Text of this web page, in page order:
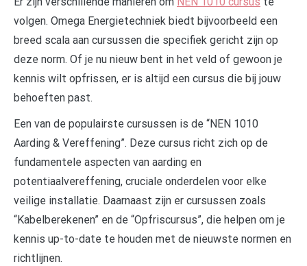
volgen. Omega Energietechniek biedt bijvoorbeeld een
breed scala aan cursussen die specifiek gericht zijn op
deze norm. Of je nu nieuw bent in het veld of gewoon je
kennis wilt opfrissen, er is altijd een cursus die bij jouw
behoeften past.
Een van de populairste cursussen is de “NEN 1010
Aarding & Vereffening”. Deze cursus richt zich op de
fundamentele aspecten van aarding en
potentiaalvereffening, cruciale onderdelen voor elke
veilige installatie. Daarnaast zijn er cursussen zoals
“Kabelberekenen” en de “Opfriscursus”, die helpen om je
kennis up-to-date te houden met de nieuwste normen en
richtlijnen.